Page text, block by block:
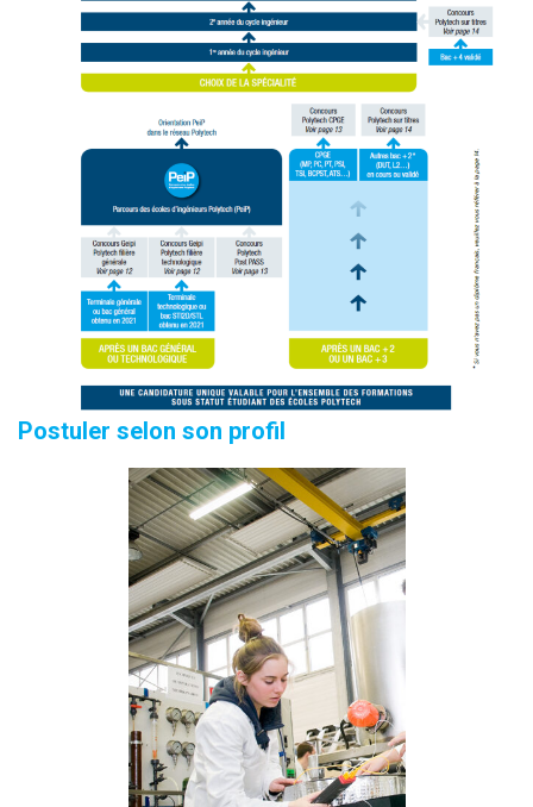
Postuler selon son profil